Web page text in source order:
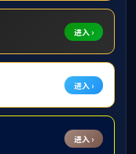
方表示希望后续
方进行了合影留